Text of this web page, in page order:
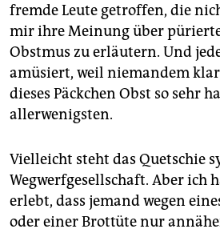
fremde Leute getroffen, die
mir ihre Meinung über
Obstmus zu erläutern. Und
amüsiert, weil niemandem
dieses Päckchen Obst so sehr
allerwenigsten.
Vielleicht steht das Quetschie
Wegwerfgesellschaft. Aber ich
erlebt, dass jemand wegen
oder einer Brottüte nur